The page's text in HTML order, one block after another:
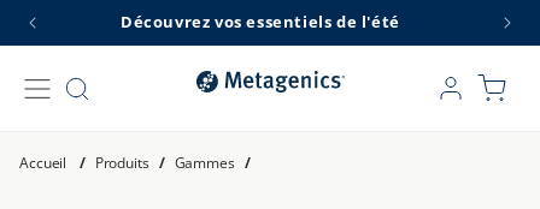
passer
au
Découvrez vos essentiels de l'été
Connexion
Panier
Accueil / Produits / Gammes /